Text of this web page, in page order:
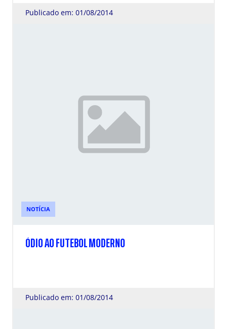
Publicado em: 01/08/2014
NOTÍCIA
ÓDIO AO FUTEBOL MODERNO
Publicado em: 01/08/2014